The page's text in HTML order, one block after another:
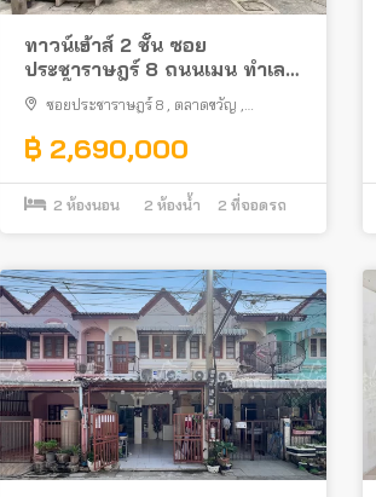
ทาวน์เฮ้าส์ 2 ชั้น ซอย
ประชาราษฎร์ 8 ถนนเมน ทำเลดี
ใกล้บิ๊กซี ติวานนท์
ซอยประชาราษฎร์ 8 ตลาดขวัญ
฿ 2,690,000
2 ห้องนอน 2 ห้องน้ำ 2 ที่จอดรถ